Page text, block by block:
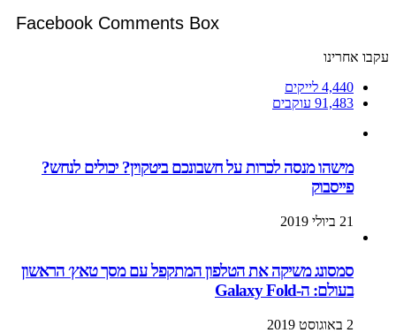
Facebook Comments Box
עקבו אחרינו
4,440 לייקים
91,483 עוקבים
מישהו מנסה לכרות על חשבונכם ביטקוין? יכולים לנחש?
פייסבוק
21 ביולי 2019
סמסונג משיקה את הטלפון המתקפל עם מסך טאץ׳ הראשון
בעולם: ה-Galaxy Fold
2 באוגוסט 2019